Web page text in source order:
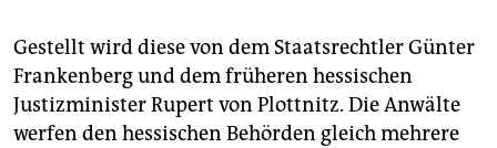
Gestellt wird diese von dem Staatsrechtler Günter
Frankenberg und dem früheren hessischen
Justizminister Rupert von Plottnitz. Die Anwälte
werfen den hessischen Behörden gleich mehrere